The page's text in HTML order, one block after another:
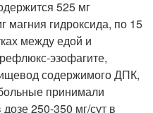
525 мг
магния гидроксида, по 15
между едой и
эзофагите,
содержимого ДПК,
принимали
250-350 мг/сут в